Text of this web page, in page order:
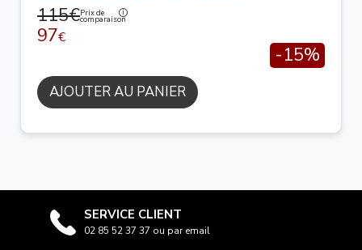
115€Prix de
comparaison
97€
-15%
AJOUTER AU PANIER
SERVICE CLIENT
02 85 52 37 37 ou par email